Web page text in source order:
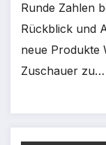
Runde Zahlen
Rückblick und
neue Produkte
Zuschauer zu…